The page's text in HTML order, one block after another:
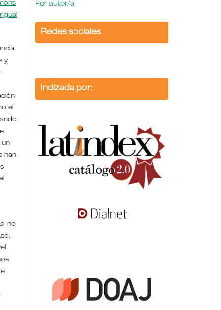
y
el
un
han
no
Por autor/a
Redes sociales
Indizada por: